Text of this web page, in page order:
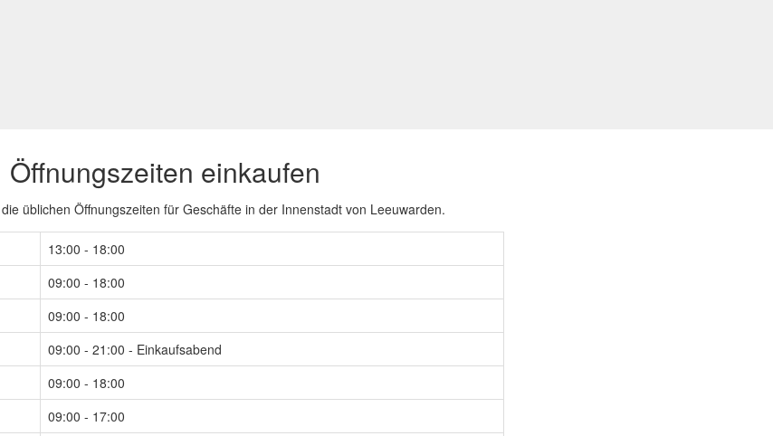
Öffnungszeiten einkaufen
üblichen Öffnungszeiten für Geschäfte in der Innenstadt von Leeuwarden.
13:00 - 18:00
09:00 - 18:00
09:00 - 18:00
09:00 - 21:00 - Einkaufsabend
09:00 - 18:00
09:00 - 17:00